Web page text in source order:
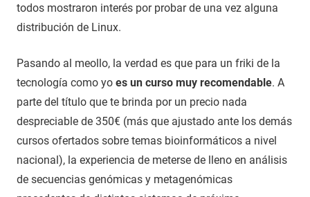
todos mostraron interés por probar de una vez alguna
distribución de Linux.
Pasando al meollo, la verdad es que para un friki de la
tecnología como yo es un curso muy recomendable. A
parte del título que te brinda por un precio nada
despreciable de 350€ (más que ajustado ante los demás
cursos ofertados sobre temas bioinformáticos a nivel
nacional), la experiencia de meterse de lleno en análisis
de secuencias genómicas y metagenómicas